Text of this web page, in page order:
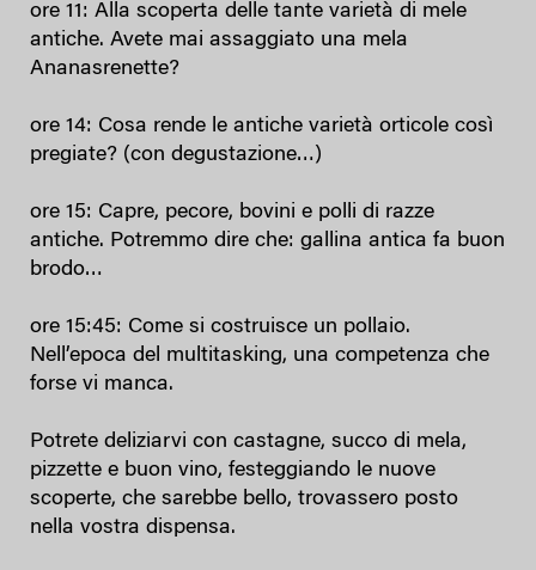
ore 11: Alla scoperta delle tante varietà di mele
antiche. Avete mai assaggiato una mela
Ananasrenette?
ore 14: Cosa rende le antiche varietà orticole così
pregiate? (con degustazione…)
ore 15: Capre, pecore, bovini e polli di razze
antiche. Potremmo dire che: gallina antica fa buon
brodo…
ore 15:45: Come si costruisce un pollaio.
Nell’epoca del multitasking, una competenza che
forse vi manca.
Potrete deliziarvi con castagne, succo di mela,
pizzette e buon vino, festeggiando le nuove
scoperte, che sarebbe bello, trovassero posto
nella vostra dispensa.